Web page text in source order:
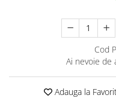
Cod
Ai nevoie de
Adauga la